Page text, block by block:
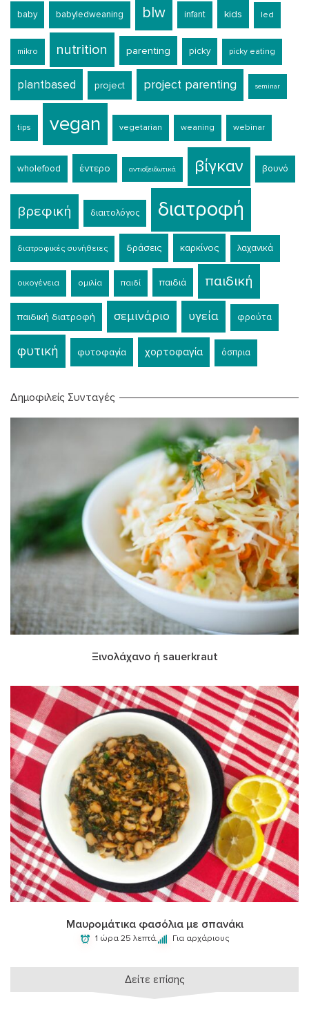
baby babyledweaning blw infant kids led
mikro nutrition parenting picky picky eating
plantbased project project parenting seminar
tips vegan vegetarian weaning webinar
wholefood έντερο αντιοξειδωτικά βίγκαν βουνό
βρεφική διαιτολόγος διατροφή
διατροφικές συνήθειες δράσεις καρκίνος λαχανικά
οικογένεια ομιλία παιδί παιδιά παιδική
παιδική διατροφή σεμινάριο υγεία φρούτα
φυτική φυτοφαγία χορτοφαγία όσπρια
Δημοφιλείς Συνταγές
Ξινολάχανο ή sauerkraut
Μαυρομάτικα φασόλια με σπανάκι
1 ώρα 25 λεπτά. Για αρχάριους
Δείτε επίσης